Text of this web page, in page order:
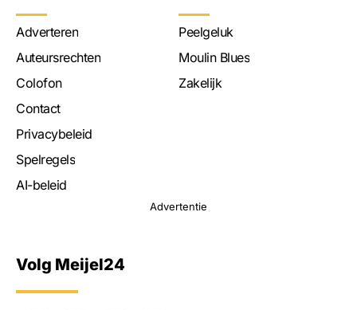
Adverteren
Auteursrechten
Colofon
Contact
Privacybeleid
Spelregels
AI-beleid
Peelgeluk
Moulin Blues
Zakelijk
Advertentie
Volg Meijel24